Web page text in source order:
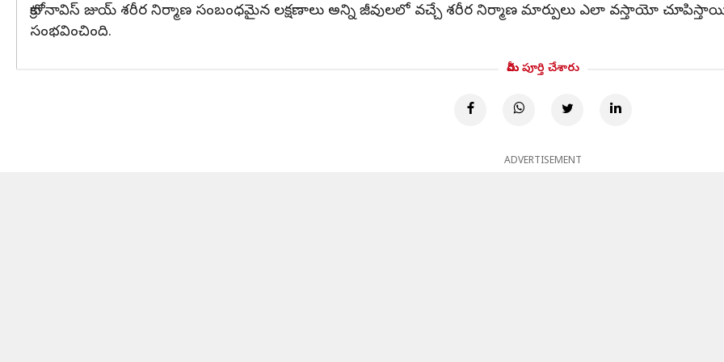
క్రాటోనావిస్ జుయ్ శరీర నిర్మాణ సంబంధమైన లక్షణాలు అన్ని జీవులలో వచ్చే శరీర నిర్మాణ మార్పులు ఎలా వస్తాయో చూపిస్తాయి
సంభవించింది.
మీరు పూర్తి చేశారు
ADVERTISEMENT